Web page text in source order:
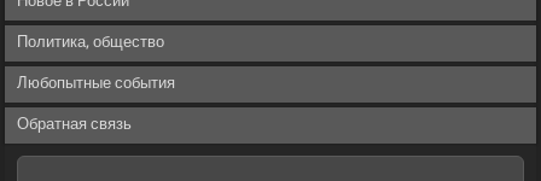
Политика, общество
Любопытные события
Обратная связь